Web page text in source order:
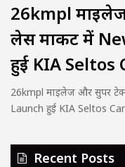
26kmpl
लेस मार्केट में
हुई KIA Seltos
26kmpl माइलेज और सुपर
Launch हुई KIA Seltos
Recent Posts